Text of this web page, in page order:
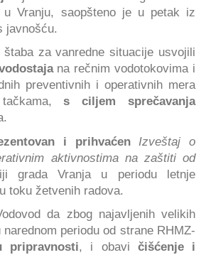
u Vranju, saopšteno je u petak iz
javnošću.
za vanredne situacije usvojili
na rečnim vodotokovima i
preventivnih i operativnih mera
tačkama,s ciljem sprečavanja
i prihvaćen
Izveštaj o
aktivnostima na zaštiti od
grada Vranja u periodu letnje
toku žetvenih radova.
da zbog najavljenih velikih
periodu od strane RHMZ-
pripravnosti, i obavi čišćenje i